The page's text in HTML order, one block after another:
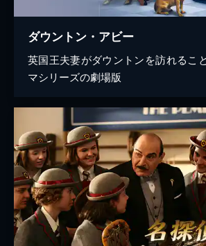
ダウントン・アビー
英国王夫妻がダウントンを訪れるこ
マシリーズの劇場版